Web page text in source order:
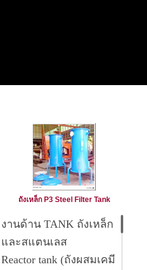
ถังเหล็ก P3 Steel Filter Tank
งานด้าน TANK ถังเหล็ก
และสแตนเลส
Reactor tank (ถังผสมเคมี